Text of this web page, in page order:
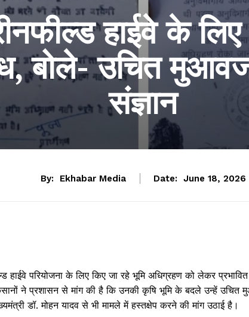
हाईवे के
बोले- उचित
संज्ञान
By: Ekhabar Media Date: June 18, 2026
परियोजना के लिए किए जा रहे भूमि अधिग्रहण को लेकर प्रभावित
ने प्रशासन से मांग की है कि उनकी कृषि भूमि के बदले उन्हें उचित
डॉ. मोहन यादव से भी मामले में हस्तक्षेप करने की मांग उठाई है।